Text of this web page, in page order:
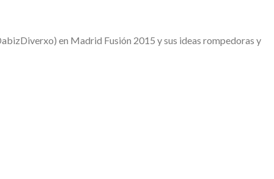
en Madrid Fusión 2015 y sus ideas rompedoras y